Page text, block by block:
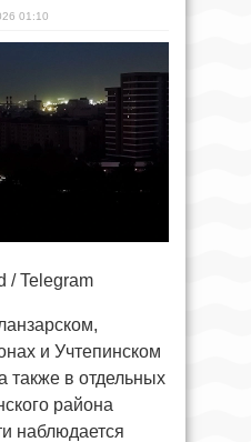
01:10
/ Telegram
и Учтепинском
также в отдельных
района
наблюдается